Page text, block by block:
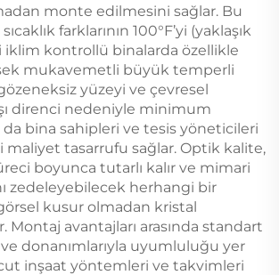
monte edilmesini sağlar. Bu
farklarının 100°F’yi (yaklaşık
iklim kontrollü binalarda özellikle
mukavemetli büyük temperli
yüzeyi ve çevresel
direnci nedeniyle minimum
bina sahipleri ve tesis yöneticileri
maliyet tasarrufu sağlar. Optik kalite,
boyunca tutarlı kalır ve mimari
zedeleyebilecek herhangi bir
kusur olmadan kristal
Montaj avantajları arasında standart
donanımlarıyla uyumluluğu yer
inşaat yöntemleri ve takvimleri